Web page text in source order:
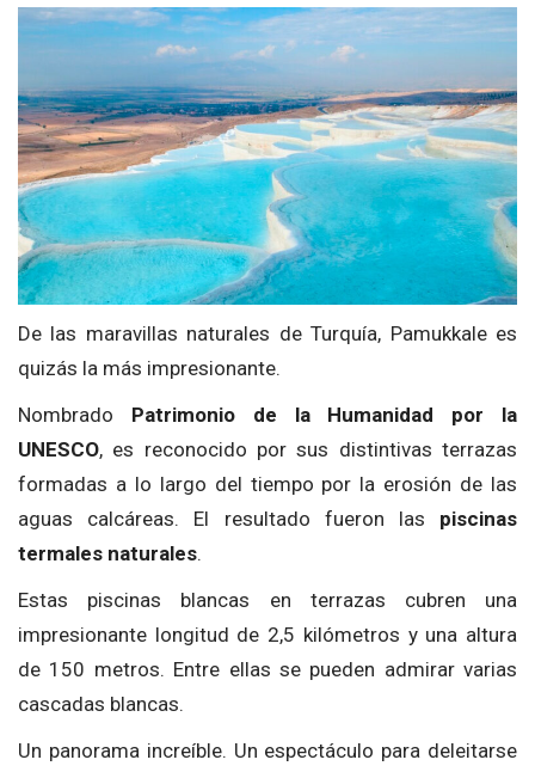
De las maravillas naturales de Turquía, Pamukkale es
quizás la más impresionante.
Nombrado Patrimonio de la Humanidad por la
UNESCO, es reconocido por sus distintivas terrazas
formadas a lo largo del tiempo por la erosión de las
aguas calcáreas. El resultado fueron las piscinas
termales naturales.
Estas piscinas blancas en terrazas cubren una
impresionante longitud de 2,5 kilómetros y una altura
de 150 metros. Entre ellas se pueden admirar varias
cascadas blancas.
Un panorama increíble. Un espectáculo para deleitarse